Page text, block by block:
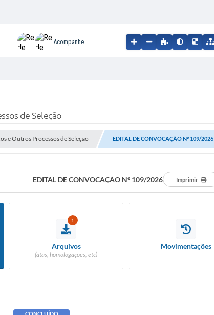
Acompanhe
de Seleção
e Outros Processos de Seleção EDITAL DE CONVOCAÇÃO Nº 109/2026
EDITAL DE CONVOCAÇÃO Nº 109/2026 Imprimir
1
Arquivos
(atas, homologações, etc)
Movimentações